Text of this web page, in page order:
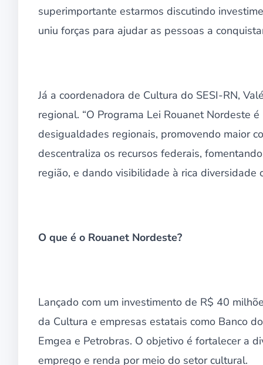
superimportante estarmos discutindo
uniu forças para ajudar as pessoas a
Já a coordenadora de Cultura do SESI-RN,
regional. “O Programa Lei Rouanet Nordeste
desigualdades regionais, promovendo maior
descentraliza os recursos federais,
região, e dando visibilidade à rica diversidade
O que é o Rouanet Nordeste?
Lançado com um investimento de R$ 40
da Cultura e empresas estatais como Banco
Emgea e Petrobras. O objetivo é fortalecer a
emprego e renda por meio do setor cultural.